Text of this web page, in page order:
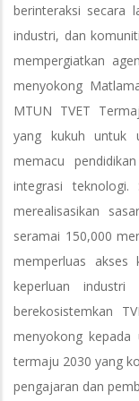
berinteraksi secara
industri, dan
mempergiatkan
menyokong
MTUN TVET
yang kukuh untuk
memacu
integrasi teknologi.
merealisasikan
seramai 150,000
memperluas akses
keperluan industri
berekosistemkan
menyokong kepada
termaju 2030 yang
pengajaran dan